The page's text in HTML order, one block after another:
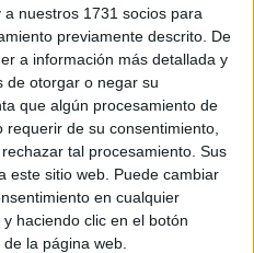
nuestros 1731 socios para
previamente descrito. De
a información más detallada y
de otorgar o negar su
que algún procesamiento de
de su consentimiento,
tal procesamiento. Sus
este sitio web. Puede cambiar
en cualquier
haciendo clic en el botón
la página web.
Una técnica permite
de las estrellas]
las imágenes de
estrechos de energía
de dos simulaciones
indica los cúmulos de
como resultado de la